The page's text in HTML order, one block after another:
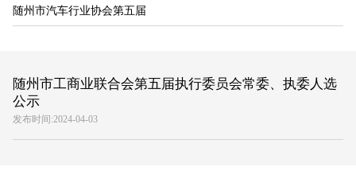
随州市汽车行业协会第五届
随州市工商业联合会第五届执行委员会常委、执委人选
公示
发布时间:2024-04-03